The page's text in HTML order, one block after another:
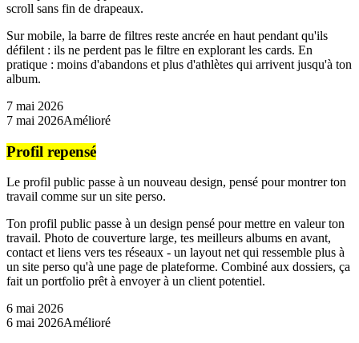
scroll sans fin de drapeaux.
Sur mobile, la barre de filtres reste ancrée en haut pendant qu'ils
défilent : ils ne perdent pas le filtre en explorant les cards. En
pratique : moins d'abandons et plus d'athlètes qui arrivent jusqu'à ton
album.
7 mai 2026
7 mai 2026Amélioré
Profil repensé
Le profil public passe à un nouveau design, pensé pour montrer ton
travail comme sur un site perso.
Ton profil public passe à un design pensé pour mettre en valeur ton
travail. Photo de couverture large, tes meilleurs albums en avant,
contact et liens vers tes réseaux - un layout net qui ressemble plus à
un site perso qu'à une page de plateforme. Combiné aux dossiers, ça
fait un portfolio prêt à envoyer à un client potentiel.
6 mai 2026
6 mai 2026Amélioré